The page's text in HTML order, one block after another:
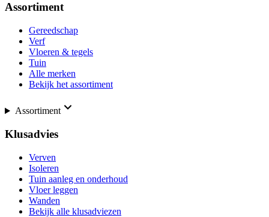
Assortiment
Gereedschap
Verf
Vloeren & tegels
Tuin
Alle merken
Bekijk het assortiment
Assortiment
Klusadvies
Verven
Isoleren
Tuin aanleg en onderhoud
Vloer leggen
Wanden
Bekijk alle klusadviezen